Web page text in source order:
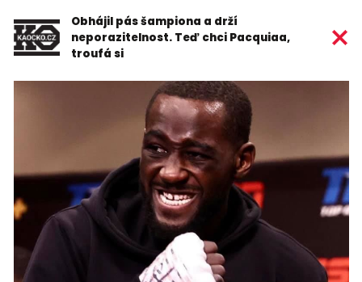
Obhájil pás šampiona a drží
neporazitelnost. Teď chci Pacquiaa,
troufá si